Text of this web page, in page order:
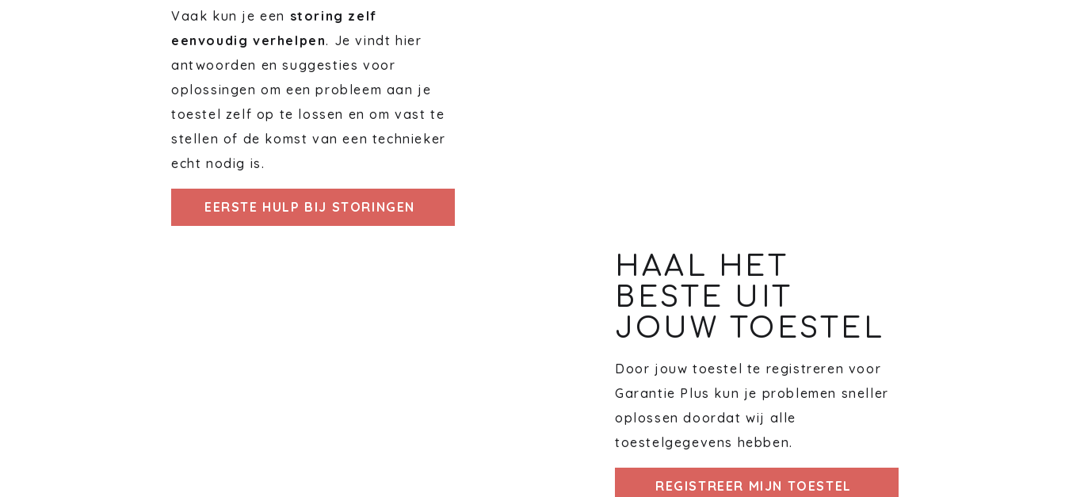
Vaak kun je een storing zelf
eenvoudig verhelpen. Je vindt hier
antwoorden en suggesties voor
oplossingen om een probleem aan je
toestel zelf op te lossen en om vast te
stellen of de komst van een technieker
echt nodig is.
EERSTE HULP BIJ STORINGEN
HAAL HET
BESTE UIT
JOUW TOESTEL
Door jouw toestel te registreren voor
Garantie Plus kun je problemen sneller
oplossen doordat wij alle
toestelgegevens hebben.
REGISTREER MIJN TOESTEL